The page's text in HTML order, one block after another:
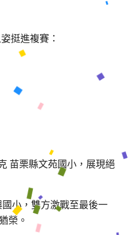
挺進複賽：
苗栗縣文苑國小，展現絕
國小，雙方激戰至最後一
榮。